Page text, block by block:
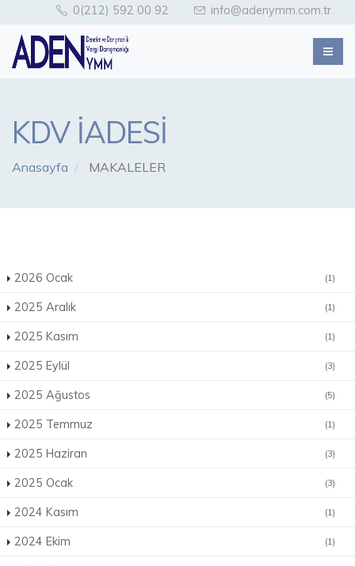
0(212) 592 00 92 info@adenymm.com.tr
KDV İADESİ
Anasayfa MAKALELER
2026 Ocak (1)
2025 Aralık (1)
2025 Kasım (1)
2025 Eylül (3)
2025 Ağustos (5)
2025 Temmuz (1)
2025 Haziran (3)
2025 Ocak (3)
2024 Kasım (1)
2024 Ekim (1)